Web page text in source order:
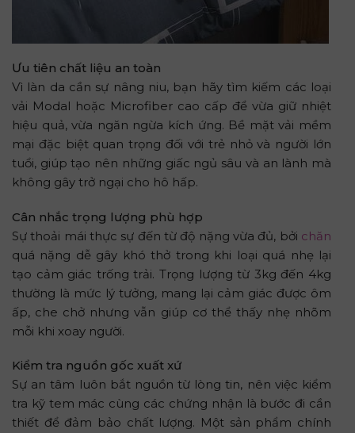
Ưu tiên chất liệu an toàn
Vì làn da cần sự nâng niu, bạn hãy tìm kiếm các loại
vải Modal hoặc Microfiber cao cấp để vừa giữ nhiệt
hiệu quả, vừa ngăn ngừa kích ứng. Bề mặt vải mềm
mại đặc biệt quan trọng đối với trẻ nhỏ và người lớn
tuổi, giúp tạo nên những giấc ngủ sâu và an lành mà
không gây trở ngại cho hô hấp.
Cân nhắc trọng lượng phù hợp
Sự thoải mái thực sự đến từ độ nặng vừa đủ, bởi chăn
quá nặng dễ gây khó thở trong khi loại quá nhẹ lại
tạo cảm giác trống trải. Trọng lượng từ 3kg đến 4kg
thường là mức lý tưởng, mang lại cảm giác được ôm
ấp, che chở nhưng vẫn giúp cơ thể thấy nhẹ nhõm
mỗi khi xoay người.
Kiểm tra nguồn gốc xuất xứ
Sự an tâm luôn bắt nguồn từ lòng tin, nên việc kiểm
tra kỹ tem mác cùng các chứng nhận là bước đi cần
thiết để đảm bảo chất lượng. Một sản phẩm chính